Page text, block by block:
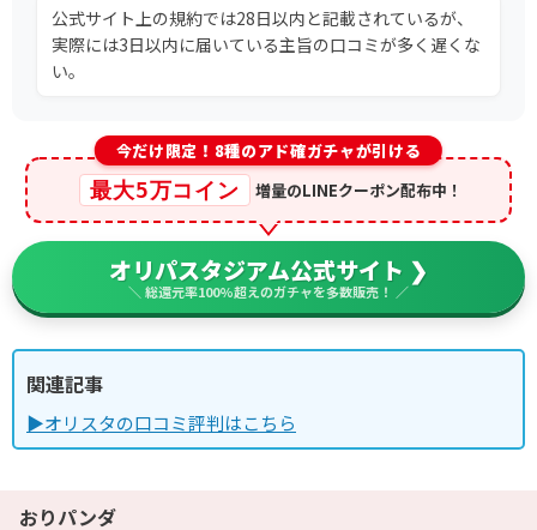
公式サイト上の規約では28日以内と記載されているが、
実際には3日以内に届いている主旨の口コミが多く遅くな
い。
今だけ限定！8種のアド確ガチャが引ける
最大5万コイン 増量のLINEクーポン配布中！
オリパスタジアム公式サイト ❯
＼ 総還元率100%超えのガチャを多数販売！ ／
関連記事
▶オリスタの口コミ評判はこちら
おりパンダ